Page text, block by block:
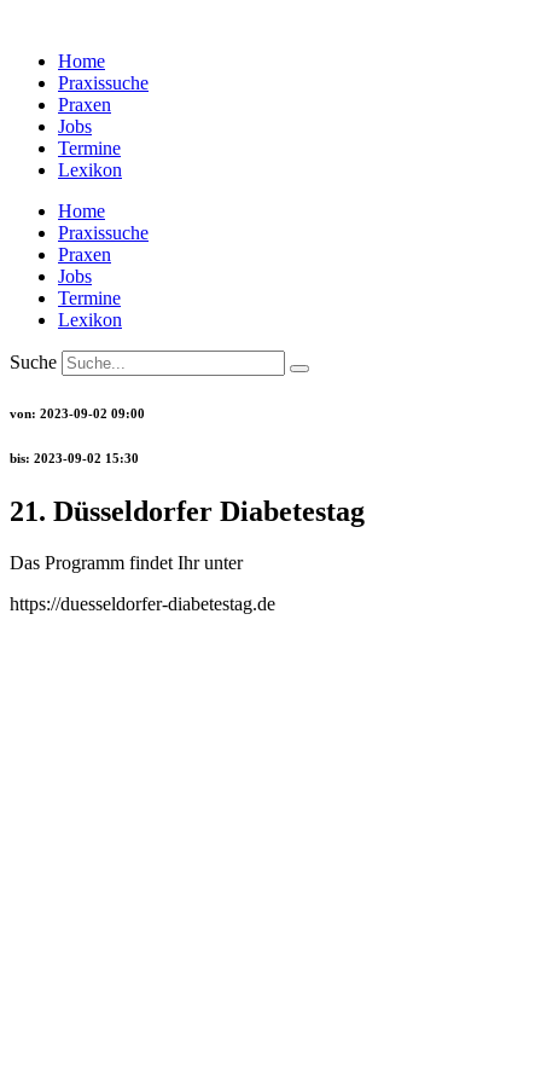
wechselnHome
Praxissuche
Praxen
Jobs
Termine
Lexikon
Home
Praxissuche
Praxen
Jobs
Termine
Lexikon
Suche
von: 2023-09-02 09:00
bis: 2023-09-02 15:30
21. Düsseldorfer Diabetestag
Das Programm findet Ihr unter
https://duesseldorfer-diabetestag.de